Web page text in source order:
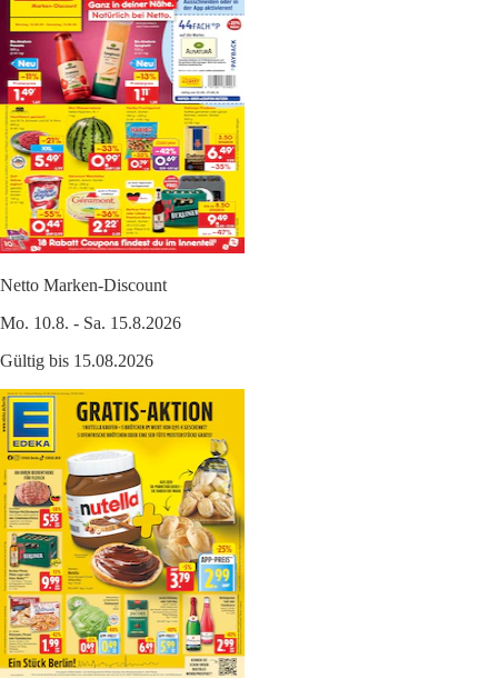
Netto Marken-Discount
Mo. 10.8. - Sa. 15.8.2026
Gültig bis 15.08.2026